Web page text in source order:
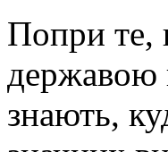
Попри те,
державою
знають,